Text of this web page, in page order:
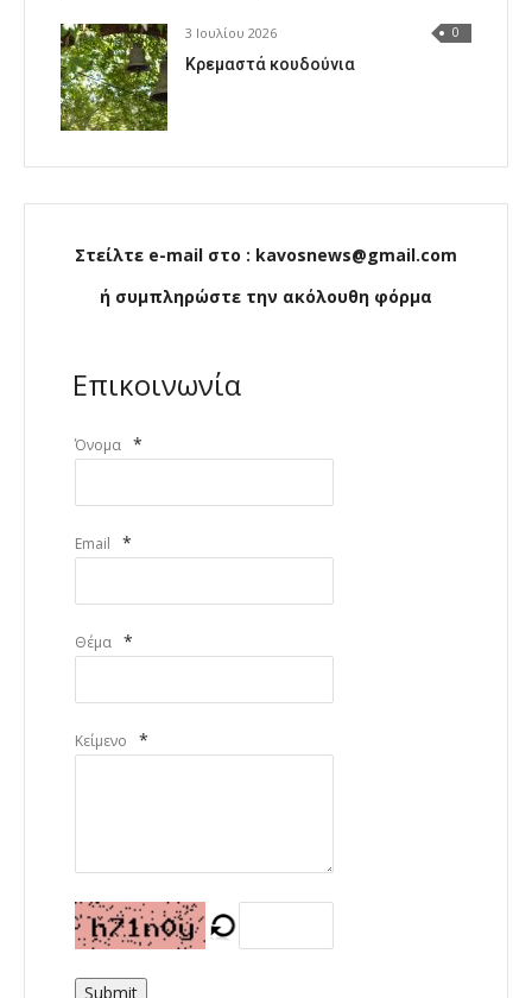
3 Ιουλίου 2026 0
Κρεμαστά κουδούνια
Στείλτε e-mail στο : kavosnews@gmail.com
ή συμπληρώστε την ακόλουθη φόρμα
Επικοινωνία
Όνομα *
Email *
Θέμα *
Κείμενο *
Submit